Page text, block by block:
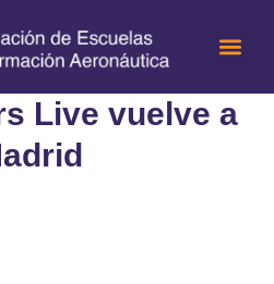
Live vuelve a